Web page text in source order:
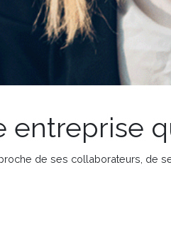
entreprise
de ses collaborateurs, de